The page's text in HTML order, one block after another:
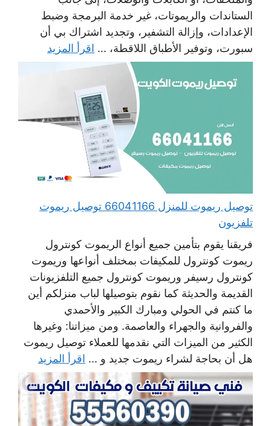
الستاندات والريموتات، غير خدمة البرمجة وضبط
الإعدادات، وإزالة التشفير، وتجديد اشتراك بي أن
سبورت، وتوفير الأطباق اللاقطة، ... اقرأ المزيد
توصيل ريموت للمنزل 66041166 توصيل ريموت
تلفزيون
فريقنا يقوم بتأمين جميع أنواع الريموت كونترول
ريموت كونترول للمكيفات بمختلف أنواعها وريموت
كونترول رسيفر وريموت كونترول جميع التلفزيونات
القديمة والحديثة كما نقوم بتوصيلها لباب منزلكم أين
ما كنتم في الحولي ومبارك الكبير والأحمدي
والفروانية والجهراء والعاصمة. ومن ميزاتنا: وغيرها
الكثير من الميزات التي نقدمها للعملاء توصيل ريموت
هل أن بحاجة لشراء ريموت جديد و ... اقرأ المزيد